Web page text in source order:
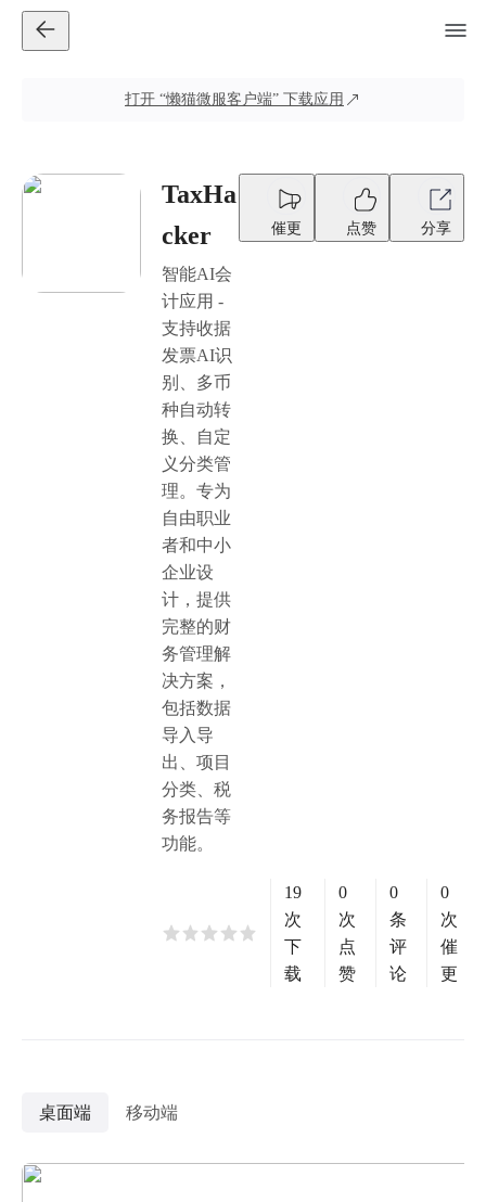
打开 “懒猫微服客户端” 下载应用
TaxHa
cker
智能AI会
计应用 -
支持收据
发票AI识
别、多币
种自动转
换、自定
义分类管
理。专为
自由职业
者和中小
企业设
计，提供
完整的财
务管理解
决方案，
包括数据
导入导
出、项目
分类、税
务报告等
功能。
催更 点赞 分享
19
次
下
载
0
次
点
赞
0
条
评
论
0
次
催
更
桌面端 移动端